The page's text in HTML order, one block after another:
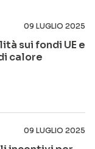
09 LUGLIO 2025
sui fondi UE e
calore
09 LUGLIO 2025